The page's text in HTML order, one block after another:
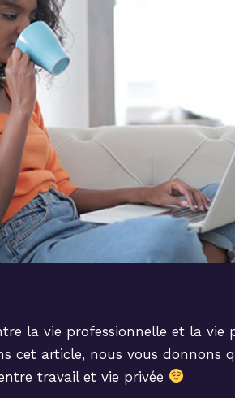
la vie professionnelle et la vie
cet article, nous vous donnons
travail et vie privée